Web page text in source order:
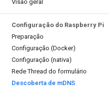
Visão geral
Configuração do Raspberry Pi
Preparação
Configuração (Docker)
Configuração (nativa)
Rede Thread do formulário
Descoberta de mDNS